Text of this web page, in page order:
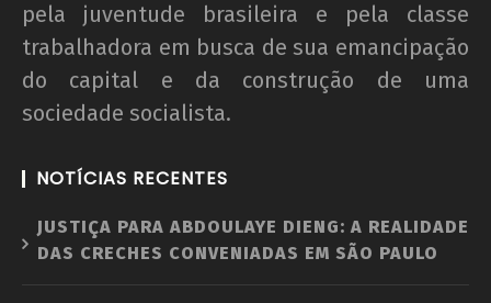
pela juventude brasileira e pela classe
trabalhadora em busca de sua emancipação
do capital e da construção de uma
sociedade socialista.
NOTÍCIAS RECENTES
JUSTIÇA PARA ABDOULAYE DIENG: A REALIDADE
DAS CRECHES CONVENIADAS EM SÃO PAULO